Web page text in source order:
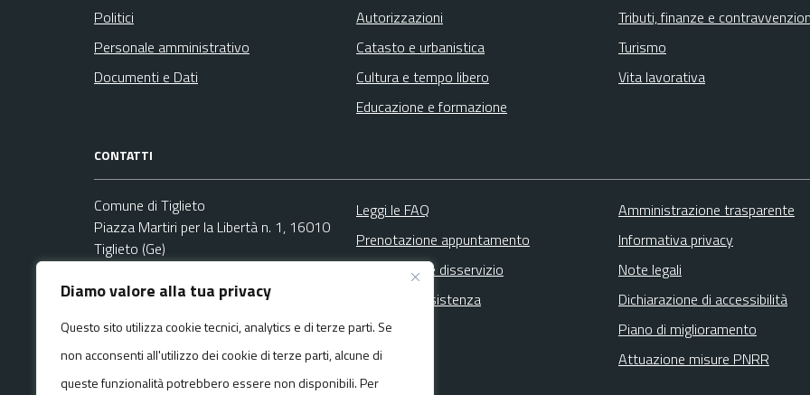
Diamo valore alla tua privacy
Questo sito utilizza cookie tecnici, analytics e di terze parti. Se
non acconsenti all'utilizzo dei cookie di terze parti, alcune di
queste funzionalità potrebbero essere non disponibili. Per
Politici
Personale amministrativo
Documenti e Dati
Autorizzazioni
Catasto e urbanistica
Cultura e tempo libero
Educazione e formazione
Tributi, finanze e
Turismo
Vita lavorativa
CONTATTI
Comune di Tiglieto
Piazza Martiri per la Libertà n. 1, 16010
Tiglieto (Ge)
Email:info@comune.tiglieto.ge.it
PEC:comune.tiglieto@pec.it
Centralino unico: +39 010 929001
Leggi le FAQ
Prenotazione appuntamento
Segnalazione disservizio
Richiesta assistenza
Amministrazione trasparente
Informativa privacy
Note legali
Dichiarazione di accessibilità
Piano di miglioramento
Attuazione misure PNRR